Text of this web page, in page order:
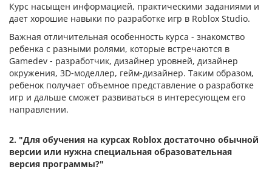
Курс насыщен информацией, практическими заданиями и
дает хорошие навыки по разработке игр в Roblox Studio.
Важная отличительная особенность курса - знакомство
ребенка с разными ролями, которые встречаются в
Gamedev - разработчик, дизайнер уровней, дизайнер
окружения, 3D-моделлер, гейм-дизайнер. Таким образом,
ребенок получает объемное представление о разработке
игр и дальше сможет развиваться в интересующем его
направлении.
2. "Для обучения на курсах Roblox достаточно обычной
версии или нужна специальная образовательная
версия программы?"